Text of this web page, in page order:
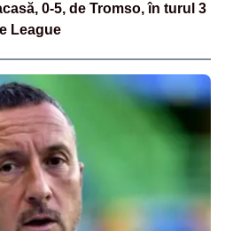
0-5, de Tromso, în turul 3
League